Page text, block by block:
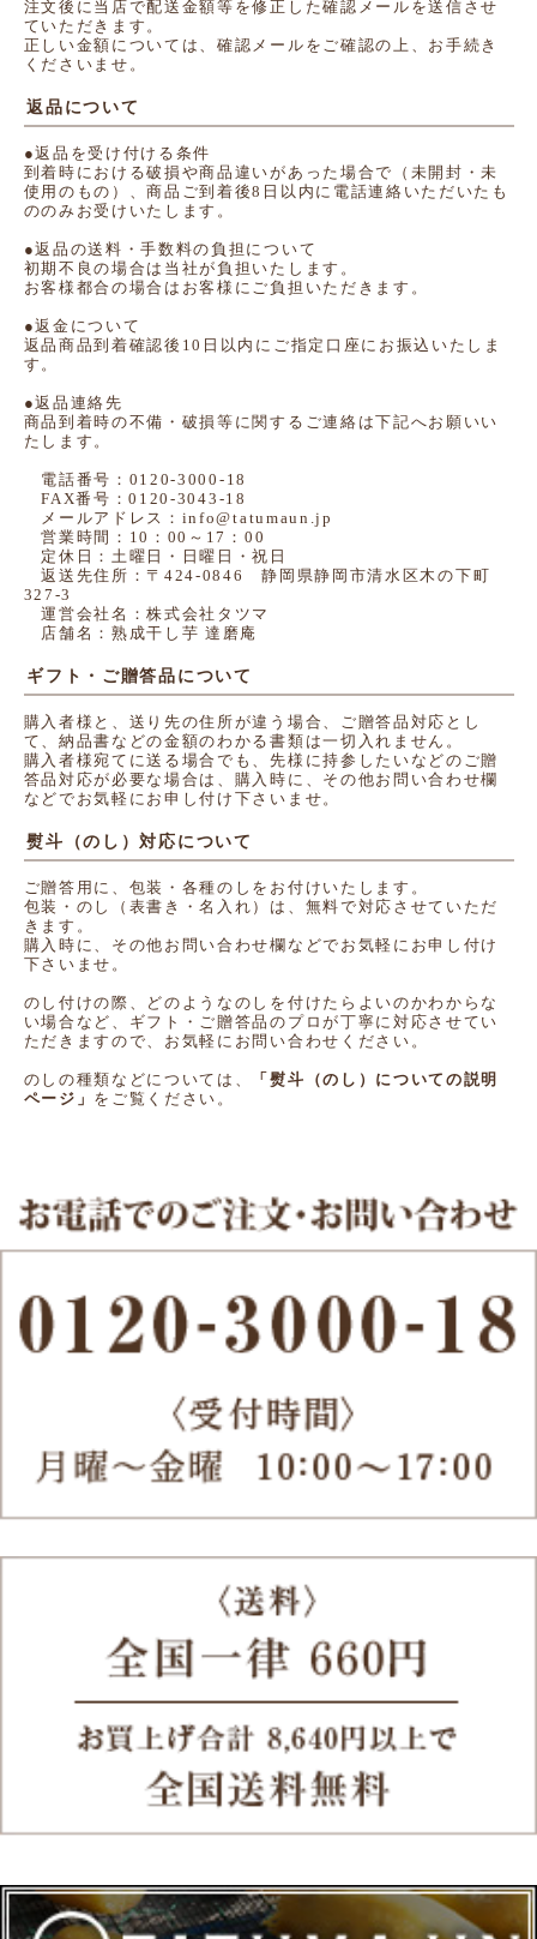
注文後に当店で配送金額等を修正した確認メールを送信させ
ていただきます。
正しい金額については、確認メールをご確認の上、お手続き
くださいませ。
返品について
●返品を受け付ける条件
到着時における破損や商品違いがあった場合で（未開封・未
使用のもの）、商品ご到着後8日以内に電話連絡いただいたも
ののみお受けいたします。
●返品の送料・手数料の負担について
初期不良の場合は当社が負担いたします。
お客様都合の場合はお客様にご負担いただきます。
●返金について
返品商品到着確認後10日以内にご指定口座にお振込いたしま
す。
●返品連絡先
商品到着時の不備・破損等に関するご連絡は下記へお願いい
たします。
電話番号：0120-3000-18
FAX番号：0120-3043-18
メールアドレス：info@tatumaun.jp
営業時間：10：00～17：00
定休日：土曜日・日曜日・祝日
返送先住所：〒424-0846 静岡県静岡市清水区木の下町
327-3
運営会社名：株式会社タツマ
店舗名：熟成干し芋 達磨庵
ギフト・ご贈答品について
購入者様と、送り先の住所が違う場合、ご贈答品対応とし
て、納品書などの金額のわかる書類は一切入れません。
購入者様宛てに送る場合でも、先様に持参したいなどのご贈
答品対応が必要な場合は、購入時に、その他お問い合わせ欄
などでお気軽にお申し付け下さいませ。
熨斗（のし）対応について
ご贈答用に、包装・各種のしをお付けいたします。
包装・のし（表書き・名入れ）は、無料で対応させていただ
きます。
購入時に、その他お問い合わせ欄などでお気軽にお申し付け
下さいませ。
のし付けの際、どのようなのしを付けたらよいのかわからな
い場合など、ギフト・ご贈答品のプロが丁寧に対応させてい
ただきますので、お気軽にお問い合わせください。
のしの種類などについては、
「熨斗（のし）についての説明
ページ」 をご覧ください。